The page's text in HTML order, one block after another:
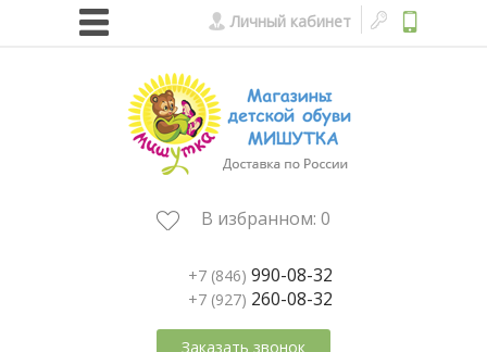
Личный кабинет
В избранном: 0
+7 (846) 990-08-32
+7 (927) 260-08-32
Заказать звонок